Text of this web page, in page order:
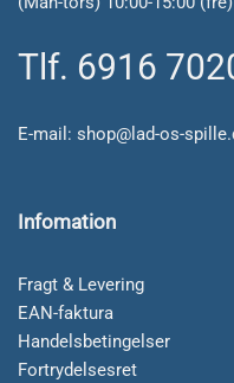
Tlf. 6916
E-mail: shop@lad-os-
Infomation
Fragt & Levering
EAN-faktura
Handelsbetingelser
Fortrydelsesret